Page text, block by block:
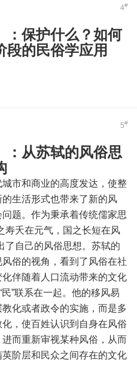
4#
：保护什么？如何
的民俗学应用
5#
：从苏轼的风俗思
市和商业的高度发达，使整
生活形式也带来了新的风
题。作为秉承着传统儒家思
寿夭在元气，国之长短在风
了自己的风俗思想。苏轼的
俗的视角，看到了风俗在社
伴随着人口流动带来的文化
”联系在一起。他的移风易
化或者政令的实施，而是多
，使百姓认识到自身在风俗
而重新审视某种风俗，从而
阶层和民众之间存在的文化